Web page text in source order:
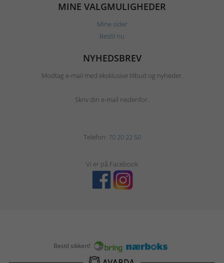
MINE VALGMULIGHEDER
Mine sider
Bestil nu
NYHEDSBREV
Modtag e-mail med eksklusive tilbud og nyheder.
Skriv din e-mail nedenfor.
Telefon: 70 20 22 50
Vi er på Facebook
Bestil sikkert!